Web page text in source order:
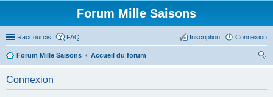
Forum Mille Saisons
Raccourcis FAQ Connexion
Inscription
Forum Mille Saisons
Accueil du forum
Connexion